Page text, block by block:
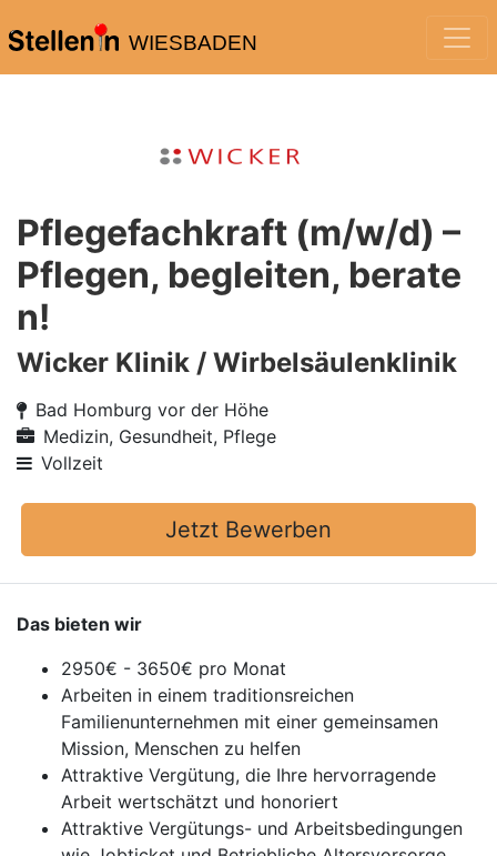
WIESBADEN
Pflegefachkraft (m/w/d) –
Pflegen, begleiten, berate
n!
Wicker Klinik / Wirbelsäulenklinik
Bad Homburg vor der Höhe
Medizin, Gesundheit, Pflege
Vollzeit
Jetzt Bewerben
Das bieten wir
2950€ - 3650€ pro Monat
Arbeiten in einem traditionsreichen
Familienunternehmen mit einer gemeinsamen
Mission, Menschen zu helfen
Attraktive Vergütung, die Ihre hervorragende
Arbeit wertschätzt und honoriert
Attraktive Vergütungs- und Arbeitsbedingungen